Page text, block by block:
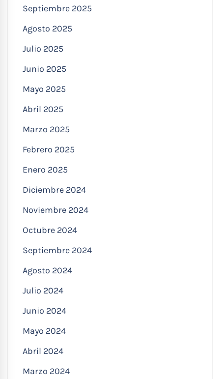
Septiembre 2025
Agosto 2025
Julio 2025
Junio 2025
Mayo 2025
Abril 2025
Marzo 2025
Febrero 2025
Enero 2025
Diciembre 2024
Noviembre 2024
Octubre 2024
Septiembre 2024
Agosto 2024
Julio 2024
Junio 2024
Mayo 2024
Abril 2024
Marzo 2024